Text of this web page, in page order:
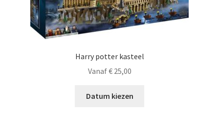
Harry potter kasteel
Vanaf€25,00
Datum kiezen